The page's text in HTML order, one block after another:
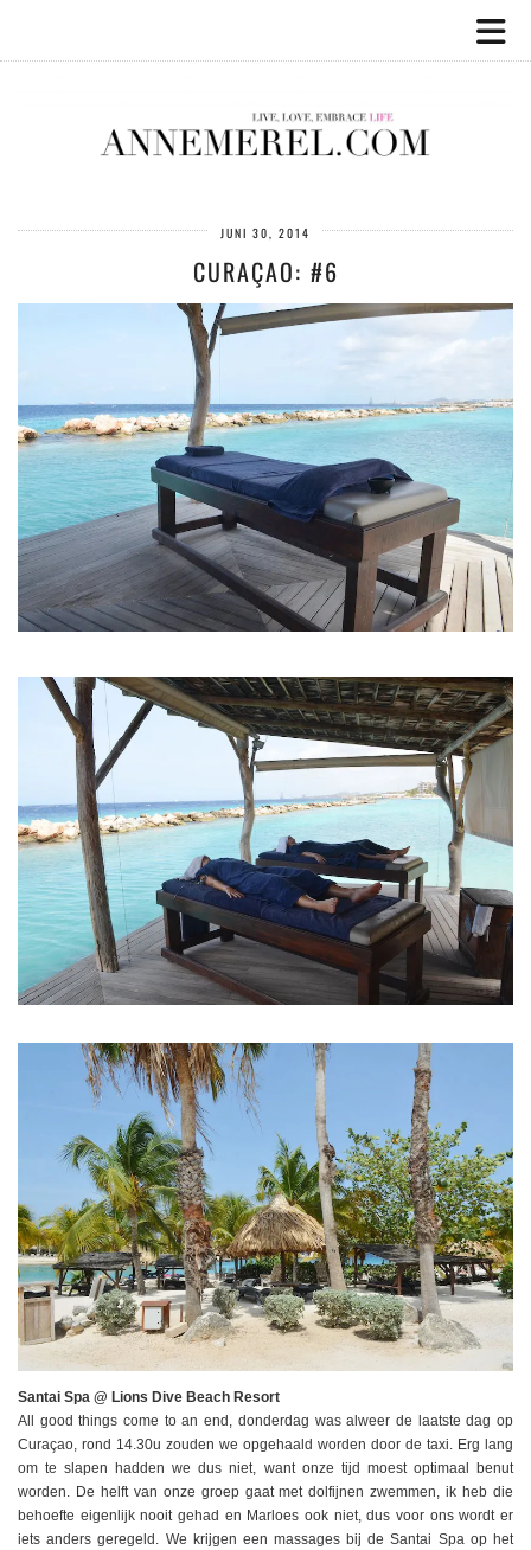
JUNI 30, 2014
CURAÇAO: #6
Santai Spa @ Lions Dive Beach Resort
All good things come to an end, donderdag was alweer de laatste dag op
Curaçao, rond 14.30u zouden we opgehaald worden door de taxi. Erg lang
om te slapen hadden we dus niet, want onze tijd moest optimaal benut
worden. De helft van onze groep gaat met dolfijnen zwemmen, ik heb die
behoefte eigenlijk nooit gehad en Marloes ook niet, dus voor ons wordt er
iets anders geregeld. We krijgen een massages bij de Santai Spa op het